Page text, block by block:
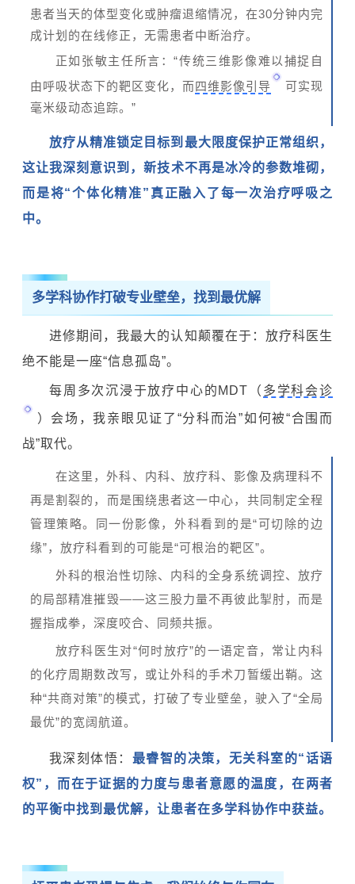
患者当天的体型变化或肿瘤退缩情况，在30分钟内完
成计划的在线修正，无需患者中断治疗。
正如张敏主任所言：“传统三维影像难以捕捉自
由呼吸状态下的靶区变化，而四维影像引导
可实现
毫米级动态追踪。”
放疗从精准锁定目标到最大限度保护正常组织，
这让我深刻意识到，新技术不再是冰冷的参数堆砌，
而是将“个体化精准”真正融入了每一次治疗呼吸之
中。
多学科协作打破专业壁垒，找到最优解
进修期间，我最大的认知颠覆在于：放疗科医生
绝不能是一座“信息孤岛”。
每周多次沉浸于放疗中心的MDT（ 多学科会诊
）会场，我亲眼见证了“分科而治”如何被“合围而
战”取代。
在这里，外科、内科、放疗科、影像及病理科不
再是割裂的，而是围绕患者这一中心，共同制定全程
管理策略。同一份影像，外科看到的是“可切除的边
缘”，放疗科看到的可能是“可根治的靶区”。
外科的根治性切除、内科的全身系统调控、放疗
的局部精准摧毁——这三股力量不再彼此掣肘，而是
握指成拳，深度咬合、同频共振。
放疗科医生对“何时放疗”的一语定音，常让内科
的化疗周期数改写，或让外科的手术刀暂缓出鞘。这
种“共商对策”的模式，打破了专业壁垒，驶入了“全局
最优”的宽阔航道。
我深刻体悟： 最睿智的决策，无关科室的“话语
权”，而在于证据的力度与患者意愿的温度，在两者
的平衡中找到最优解， 让患者在多学科协作中获益。